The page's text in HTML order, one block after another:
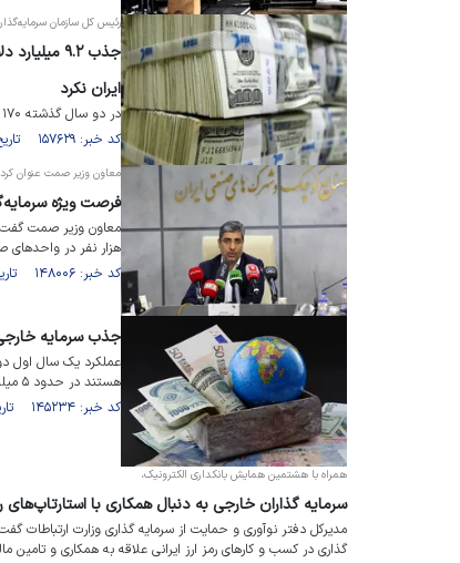
رئیس کل سازمان
جذب ۹.۲
ایران نکرد
در دو سال گذشته ۱۷۰ درصد رشد سرمایه‌گذاری خارجی داشتیم.
کد خبر: ۱۵۷۶۲۹ تاریخ انتشار : ۱۴۰۲/۰۹/۰۳
معاون وزیر صمت عنوان
فرصت ویژه
هزار نفر در واحد‌های
کد خبر: ۱۴۸۰۰۶ تاریخ انتشار : ۱۴۰۱/۱۲/۲۳
جذب سرمایه خارجی
عملکرد یک سال اول
هستند در حدود ۵ میلیارد دلار بود.
کد خبر: ۱۴۵۲۳۴ تاریخ انتشار : ۱۴۰۱/۱۰/۱۹
همراه با هشتمین همایش بانکداری الکترونیک،
سرمایه گذاران خارجی به دنبال همکاری با استارتاپ‌های
گذاری در کسب و کارهای رمز ارز ایرانی علاقه به همکاری و تامین